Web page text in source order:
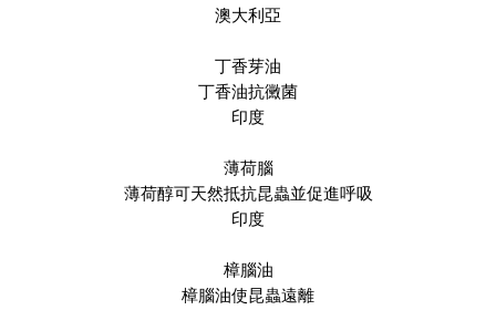
澳大利亞
丁香芽油
丁香油抗黴菌
印度
薄荷腦
薄荷醇可天然抵抗昆蟲並促進呼吸
印度
樟腦油
樟腦油使昆蟲遠離